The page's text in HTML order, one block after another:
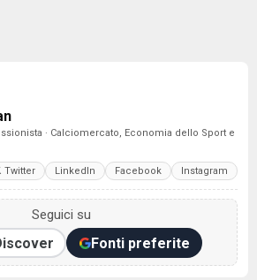
· Calciomercato, Economia dello Sport e
Twitter LinkedIn Facebook Instagram
Seguici su
Fonti preferite